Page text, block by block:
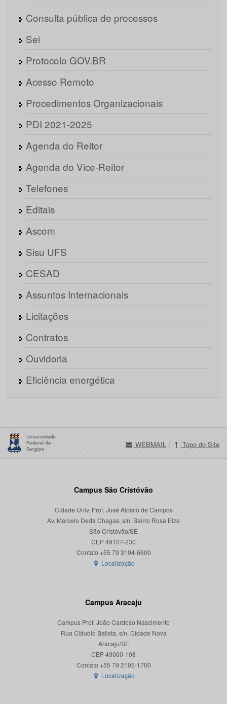
Consulta pública de processos
Sei
Protocolo GOV.BR
Acesso Remoto
Procedimentos Organizacionais
PDI 2021-2025
Agenda do Reitor
Agenda do Vice-Reitor
Telefones
Editais
Ascom
Sisu UFS
CESAD
Assuntos Internacionais
Licitações
Contratos
Ouvidoria
Eficiência energética
WEBMAIL | Topo do Site
Campus São Cristóvão
Cidade Univ. Prof. José Aloísio de Campos
Av. Marcelo Deda Chagas, s/n, Bairro Rosa Elze
São Cristóvão/SE
CEP 49107-230
Localização
Campus Aracaju
Campus Prof. João Cardoso Nascimento
Rua Cláudio Batista, s/n, Cidade Nova
Aracaju/SE
CEP 49060-108
Localização